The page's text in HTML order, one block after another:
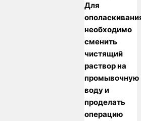
Для
необходимо
сменить
чистящий
раствор на
промывочную
воду и
проделать
операцию